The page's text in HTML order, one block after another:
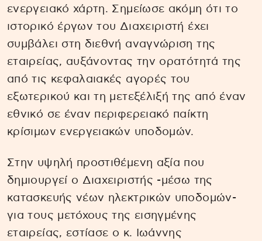
ενεργειακό χάρτη. Σημείωσε ακόμη ότι το
ιστορικό έργων του Διαχειριστή έχει
συμβάλει στη διεθνή αναγνώριση της
εταιρείας, αυξάνοντας την ορατότητά της
από τις κεφαλαιακές αγορές του
εξωτερικού και τη μετεξέλιξή της από έναν
εθνικό σε έναν περιφερειακό παίκτη
κρίσιμων ενεργειακών υποδομών.
Στην υψηλή προστιθέμενη αξία που
δημιουργεί ο Διαχειριστής -μέσω της
κατασκευής νέων ηλεκτρικών υποδομών-
για τους μετόχους της εισηγμένης
εταιρείας, εστίασε ο κ. Ιωάννης